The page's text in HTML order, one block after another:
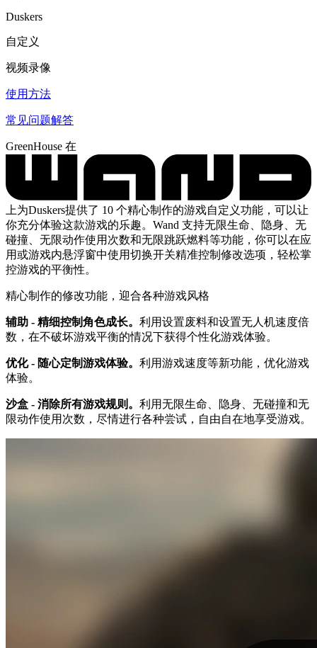
Duskers
自定义
视频录像
使用方法
常见问题解答
GreenHouse 在
上为Duskers提供了 10 个精心制作的游戏自定义功能，可以让
你充分体验这款游戏的乐趣。Wand 支持无限生命、隐身、无
碰撞、无限动作使用次数和无限跳跃燃料等功能，你可以在应
用或游戏内悬浮窗中使用切换开关精准控制修改选项，轻松掌
控游戏的平衡性。
精心制作的修改功能，迎合各种游戏风格
辅助 - 精细控制角色成长。 利用设置废料和设置无人机速度倍
数，在不破坏游戏平衡的情况下获得个性化游戏体验。
优化 - 随心定制游戏体验。 利用游戏速度等新功能，优化游戏
体验。
沙盒 - 消除所有游戏规则。 利用无限生命、隐身、无碰撞和无
限动作使用次数，尽情进行各种尝试，自由自在地享受游戏。